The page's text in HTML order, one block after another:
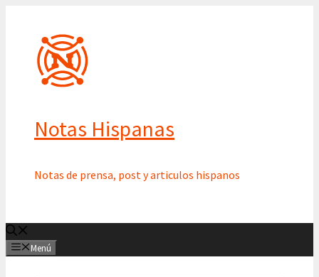
contenido
Notas Hispanas
Notas de prensa, post y articulos hispanos
Menú